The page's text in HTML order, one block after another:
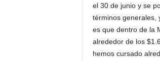
el 30 de junio y se
términos generales,
es que dentro de la
alrededor de los
hemos cursado